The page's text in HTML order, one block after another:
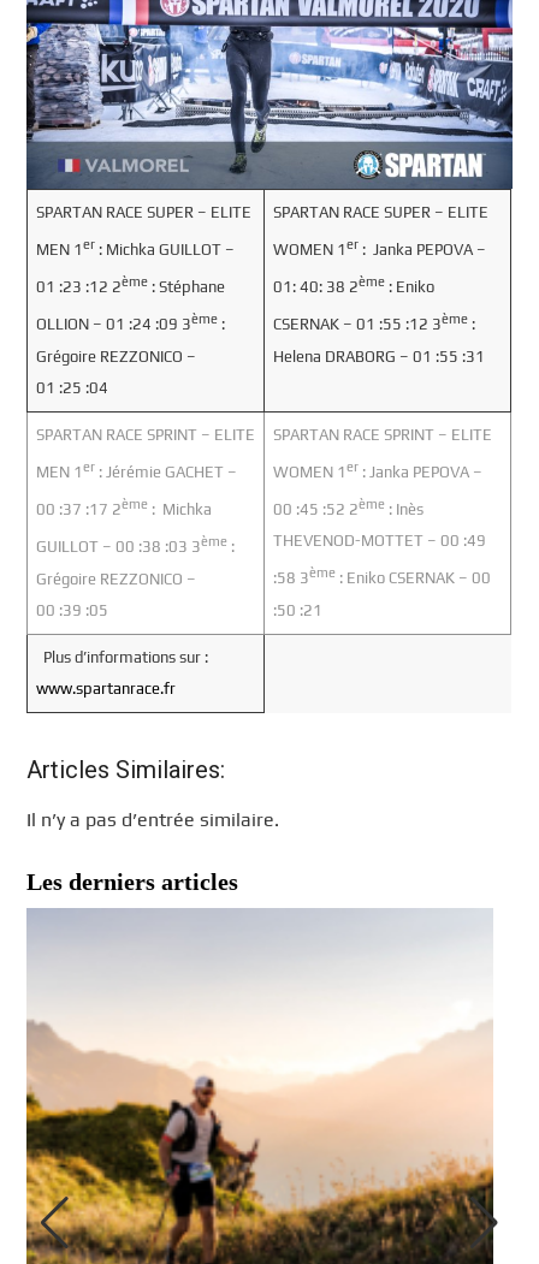
SPARTAN RACE SUPER – ELITE
MEN 1er : Michka GUILLOT –
01 :23 :12 2ème: Stéphane
OLLION – 01 :24 :09 3ème:
Grégoire REZZONICO –
01 :25 :04
SPARTAN RACE SUPER – ELITE
WOMEN 1er : Janka PEPOVA –
01: 40: 38 2ème: Eniko
CSERNAK – 01 :55 :12 3ème:
Helena DRABORG – 01 :55 :31
SPARTAN RACE SPRINT – ELITE
MEN 1er : Jérémie GACHET –
00 :37 :17 2ème : Michka
GUILLOT – 00 :38 :03 3ème :
Grégoire REZZONICO –
00 :39 :05
SPARTAN RACE SPRINT – ELITE
WOMEN 1er : Janka PEPOVA –
00 :45 :52 2ème : Inès
THEVENOD-MOTTET – 00 :49
:58 3ème : Eniko CSERNAK – 00
:50 :21
Plus d’informations sur :
www.spartanrace.fr
Articles Similaires:
Il n’y a pas d’entrée similaire.
Les derniers articles